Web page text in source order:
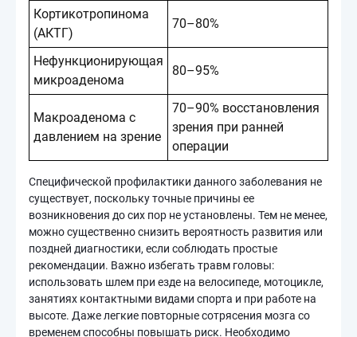
Кортикотропинома
(АКТГ)
70–80%
Нефункционирующая
микроаденома
80–95%
Макроаденома с
давлением на зрение
70–90% восстановления
зрения при ранней
операции
Специфической профилактики данного заболевания не
существует, поскольку точные причины ее
возникновения до сих пор не установлены. Тем не менее,
можно существенно снизить вероятность развития или
поздней диагностики, если соблюдать простые
рекомендации. Важно избегать травм головы:
использовать шлем при езде на велосипеде, мотоцикле,
занятиях контактными видами спорта и при работе на
высоте. Даже легкие повторные сотрясения мозга со
временем способны повышать риск. Необходимо